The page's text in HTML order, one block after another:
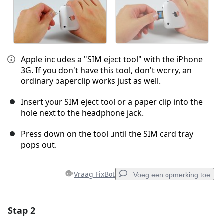
Apple includes a "SIM eject tool" with the iPhone
3G. If you don't have this tool, don't worry, an
ordinary paperclip works just as well.
Insert your SIM eject tool or a paper clip into the
hole next to the headphone jack.
Press down on the tool until the SIM card tray
pops out.
Vraag FixBot Voeg een opmerking toe
Stap 2